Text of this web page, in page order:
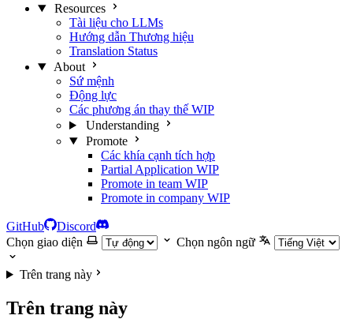
Resources
Tài liệu cho LLMs
Hướng dẫn Thương hiệu
Translation Status
About
Sứ mệnh
Động lực
Các phương án thay thế WIP
Understanding
Promote
Các khía cạnh tích hợp
Partial Application WIP
Promote in team WIP
Promote in company WIP
GitHub
Discord
Chọn giao diện
Chọn ngôn ngữ
Trên trang này
Trên trang này